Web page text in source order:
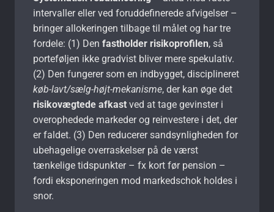
intervaller eller ved foruddefinerede afvigelser –
bringer allokeringen tilbage til målet og har tre
fordele: (1) Den fastholder risikoprofilen, så
porteføljen ikke gradvist bliver mere spekulativ.
(2) Den fungerer som en indbygget, disciplineret
køb-lavt/sælg-højt-mekanisme, der kan øge det
risikovægtede afkast ved at tage gevinster i
overophedede markeder og reinvestere i det, der
er faldet. (3) Den reducerer sandsynligheden for
ubehagelige overraskelser på de værst
tænkelige tidspunkter – fx kort før pension –
fordi eksponeringen mod markedschok holdes i
snor.